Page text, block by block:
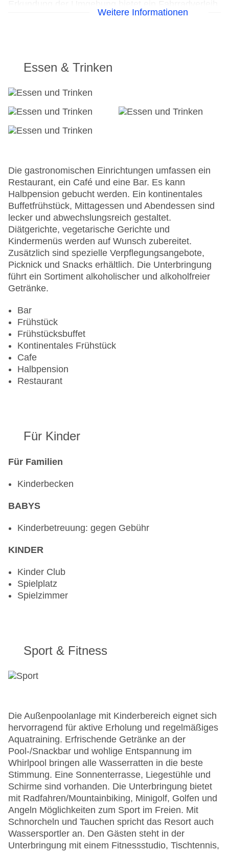
die notwendige Ausrüstung. Kostenfrei steht Gästen
24h Rezeption
Check-in von: 15:00:00
Check-out bis: 12:00:00
Garten: ohne Gebühr
WLAN/WiFi im Hotel
Letzte umfassende Renovierung: 2017
Lift
Anzahl der Konferenzräume: 1
Anzahl der Aufzüge: 1
Zimmerservice
Sonnenterrasse
Gesamtanzahl der Stockwerke: 3
Gesamtanzahl der Zimmer: 121
Pools:Kinderbecken, Indoor Pool: ohne Gebühr,
Outdoor Pool, Sonnenschirme am Pool, Liegen
Zahlungsarten: American Express, EC Maestro,
Mastercard, Visa
Landeskategorie: 5 Sterne
Weitere Informationen
Essen & Trinken
Die gastronomischen Einrichtungen umfassen ein
Restaurant, ein Café und eine Bar. Es kann
Halbpension gebucht werden. Ein kontinentales
Buffetfrühstück, Mittagessen und Abendessen sind
lecker und abwechslungsreich gestaltet.
Diätgerichte, vegetarische Gerichte und
Kindermenüs werden auf Wunsch zubereitet.
Zusätzlich sind spezielle Verpflegungsangebote,
Picknick und Snacks erhältlich. Die Unterbringung
führt ein Sortiment alkoholischer und alkoholfreier
Getränke.
Bar
Frühstück
Frühstücksbuffet
Kontinentales Frühstück
Cafe
Halbpension
Restaurant
Für Kinder
Für Familien
Kinderbecken
BABYS
Kinderbetreuung: gegen Gebühr
KINDER
Kinder Club
Spielplatz
Spielzimmer
Sport & Fitness
Die Außenpoolanlage mit Kinderbereich eignet sich
hervorragend für aktive Erholung und regelmäßiges
Aquatraining. Erfrischende Getränke an der
Pool-/Snackbar und wohlige Entspannung im
Whirlpool bringen alle Wasserratten in die beste
Stimmung. Eine Sonnenterrasse, Liegestühle und
Schirme sind vorhanden. Die Unterbringung bietet
mit Radfahren/Mountainbiking, Minigolf, Golfen und
Angeln Möglichkeiten zum Sport im Freien. Mit
Schnorcheln und Tauchen spricht das Resort auch
Wassersportler an. Den Gästen steht in der
Unterbringung mit einem Fitnessstudio, Tischtennis,